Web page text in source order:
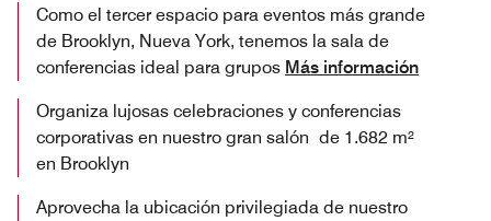
Como el tercer espacio para eventos más grande
de Brooklyn, Nueva York, tenemos la sala de
conferencias ideal para grupos Más información
Organiza lujosas celebraciones y conferencias
corporativas en nuestro gran salón de 1.682 m²
en Brooklyn
Aprovecha la ubicación privilegiada de nuestro